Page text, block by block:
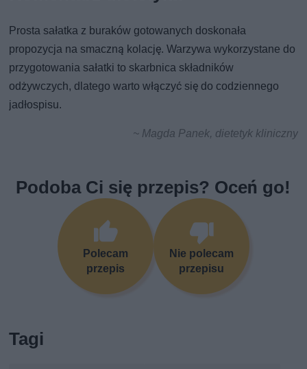
Prosta sałatka z buraków gotowanych doskonała
propozycja na smaczną kolację. Warzywa wykorzystane do
przygotowania sałatki to skarbnica składników
odżywczych, dlatego warto włączyć się do codziennego
jadłospisu.
~ Magda Panek, dietetyk kliniczny
Podoba Ci się przepis? Oceń go!
Polecam
przepis
Nie polecam
przepisu
Tagi